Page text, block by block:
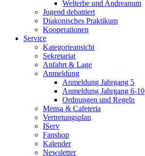
Welterbe und Andreanum
Jugend debattiert
Diakonisches Praktikum
Kooperationen
Service
Kategorieansicht
Sekretariat
Anfahrt & Lage
Anmeldung
Anmeldung Jahrgang 5
Anmeldung Jahrgang 6-10
Ordnungen und Regeln
Mensa & Cafeteria
Vertretungsplan
IServ
Fanshop
Kalender
Newsletter